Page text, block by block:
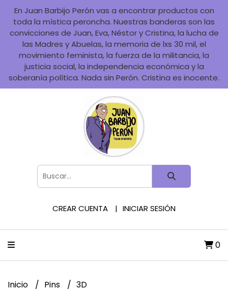
En Juan Barbijo Perón vas a encontrar productos con
toda la mística peroncha. Nuestras banderas son las
convicciones de Juan, Eva, Néstor y Cristina, la lucha de
las Madres y Abuelas, la memoria de lxs 30 mil, el
movimiento feminista, la fuerza de la militancia, la
justicia social, la independencia económica y la
soberanía política. Nada sin Perón. Cristina es inocente.
CREAR CUENTA INICIAR SESIÓN
0
Inicio Pins 3D